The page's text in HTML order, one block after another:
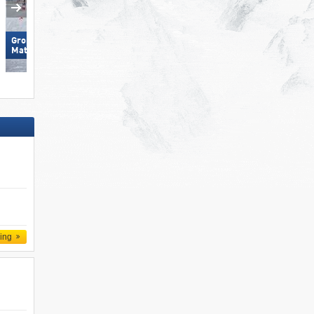
Großglockner Resort Kals-
Matrei
Ratschings-Jaufen